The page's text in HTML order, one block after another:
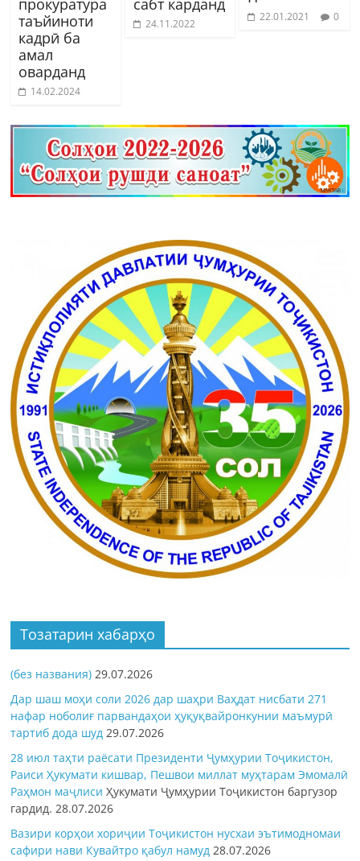
таъйиноти
кадрӣ ба
амал
оварданд
14.02.2024
24.11.2022
22.01.2021 0
Тозатарин хабарҳо
(без названия) 29.07.2026
Дар шаш моҳи соли 2026 дар шаҳри Ваҳдат нисбати 271
нафар ноболиғ парвандаҳои ҳуқуқвайронкунии маъмурӣ
тартиб дода шуд 29.07.2026
28 июл таҳти раёсати Президенти Ҷумҳурии Тоҷикистон,
Раиси Ҳукумати кишвар, Пешвои миллат муҳтарам Эмомалӣ
Раҳмон маҷлисиҲукумати Ҷумҳурии Тоҷикистон баргузор
гардид.28.07.2026
Вазири корҳои хориҷии Тоҷикистон нусхаи эътимодномаи
сафири нави Кувайтро қабул намуд 28.07.2026